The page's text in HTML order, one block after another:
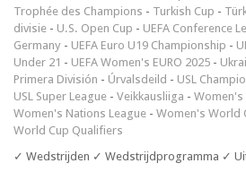
Trophée des Champions - Turkish Cup -
divisie - U.S. Open Cup - UEFA Conference
Germany - UEFA Euro U19 Championship -
Under 21 - UEFA Women's EURO 2025 -
Primera División - Úrvalsdeild - USL
USL Super League - Veikkausliiga - Women's
Women's Nations League - Women's World
World Cup Qualifiers
✓ Wedstrijden ✓ Wedstrijdprogramma ✓